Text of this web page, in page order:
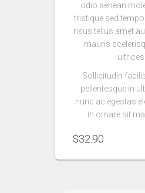
odio aenean
tristique sed
risus tellus amet
mauris
ultrices.
Sollicitudin
pellentesque in
nunc ac egestas
in ornare sit
$32.90